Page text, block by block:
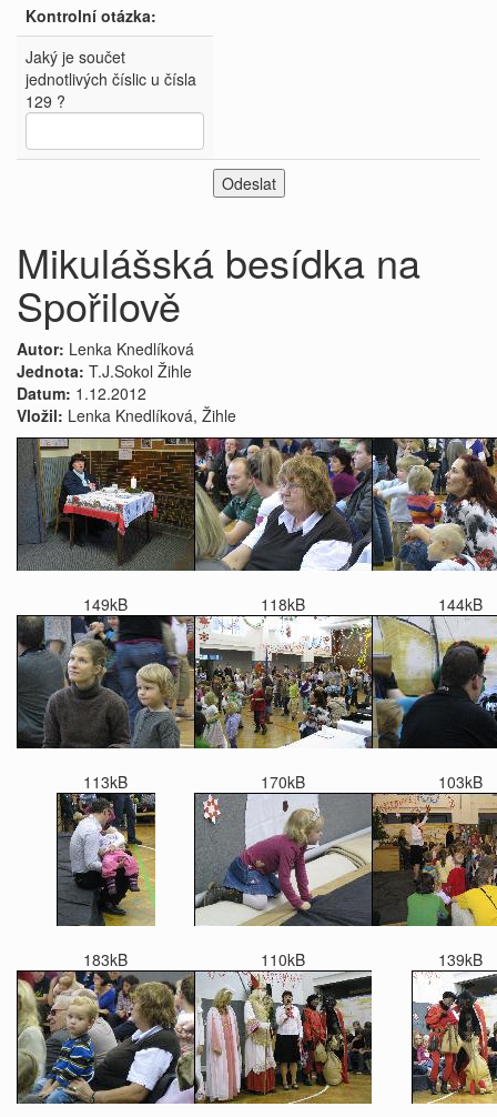
Kontrolní otázka:
Jaký je součet
jednotlivých číslic u čísla
129 ?
Mikulášská besídka na
Spořilově
Autor: Lenka Knedlíková
Jednota: T.J.Sokol Žihle
Datum: 1.12.2012
Vložil: Lenka Knedlíková, Žihle
149kB 118kB 144kB
113kB 170kB 103kB
183kB 110kB 139kB